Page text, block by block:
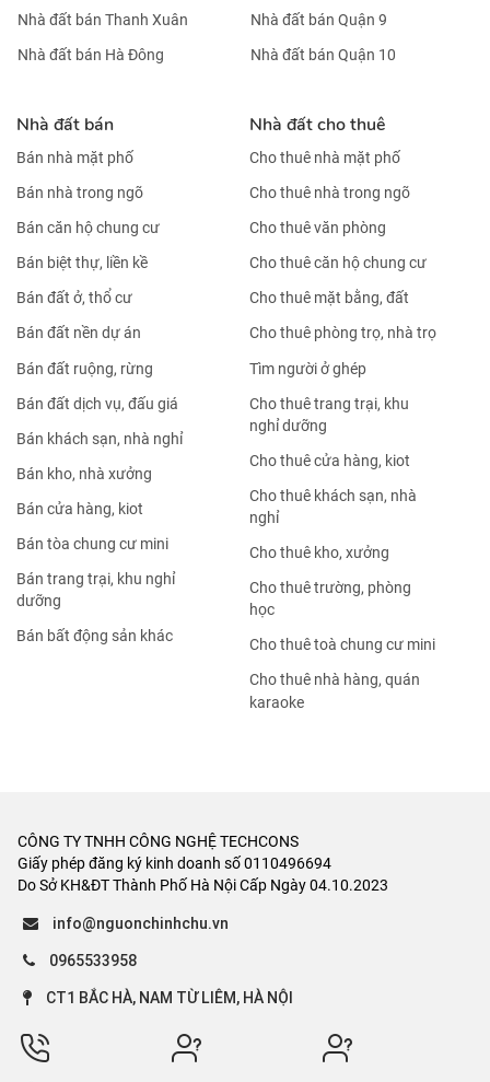
Nhà đất bán Thanh Xuân
Nhà đất bán Hà Đông
Nhà đất bán Quận 9
Nhà đất bán Quận 10
Nhà đất bán
Bán nhà mặt phố
Bán nhà trong ngõ
Bán căn hộ chung cư
Bán biệt thự, liền kề
Bán đất ở, thổ cư
Bán đất nền dự án
Bán đất ruộng, rừng
Bán đất dịch vụ, đấu giá
Bán khách sạn, nhà nghỉ
Bán kho, nhà xưởng
Bán cửa hàng, kiot
Bán tòa chung cư mini
Bán trang trại, khu nghỉ
dưỡng
Bán bất động sản khác
Nhà đất cho thuê
Cho thuê nhà mặt phố
Cho thuê nhà trong ngõ
Cho thuê văn phòng
Cho thuê căn hộ chung cư
Cho thuê mặt bằng, đất
Cho thuê phòng trọ, nhà trọ
Tìm người ở ghép
Cho thuê trang trại, khu
nghỉ dưỡng
Cho thuê cửa hàng, kiot
Cho thuê khách sạn, nhà
nghỉ
Cho thuê kho, xưởng
Cho thuê trường, phòng
học
Cho thuê toà chung cư mini
Cho thuê nhà hàng, quán
karaoke
CÔNG TY TNHH CÔNG NGHỆ TECHCONS
Giấy phép đăng ký kinh doanh số 0110496694
Do Sở KH&ĐT Thành Phố Hà Nội Cấp Ngày 04.10.2023
info@nguonchinhchu.vn
0965533958
CT1 BẮC HÀ, NAM TỪ LIÊM, HÀ NỘI